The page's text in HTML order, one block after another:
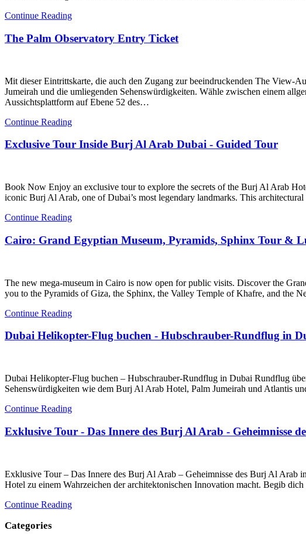
Continue Reading
The Palm Observatory Entry Ticket
Mit dieser Eintrittskarte, die auch den Zugang zur beeindruckenden The View-
Jumeirah und die umliegenden Sehenswürdigkeiten. Wähle zwischen einem
Aussichtsplattform auf Ebene 52 des…
Continue Reading
Exclusive Tour Inside Burj Al Arab Dubai - Guided Tour
Book Now Enjoy an exclusive tour to explore the secrets of the Burj Al Arab
iconic Burj Al Arab, one of Dubai’s most legendary landmarks. This
Continue Reading
Cairo: Grand Egyptian Museum, Pyramids, Sphinx Tour &
The new mega-museum in Cairo is now open for public visits. Discover the
you to the Pyramids of Giza, the Sphinx, the Valley Temple of Khafre, and the
Continue Reading
Dubai Helikopter-Flug buchen - Hubschrauber-Rundflug in
Dubai Helikopter-Flug buchen – Hubschrauber-Rundflug in Dubai Rundflug
Sehenswürdigkeiten wie dem Burj Al Arab Hotel, Palm Jumeirah und Atlantis
Continue Reading
Exklusive Tour - Das Innere des Burj Al Arab - Geheimnisse
Exklusive Tour – Das Innere des Burj Al Arab – Geheimnisse des Burj Al Arab
Hotel zu einem Wahrzeichen der architektonischen Innovation macht. Begib
Continue Reading
Categories